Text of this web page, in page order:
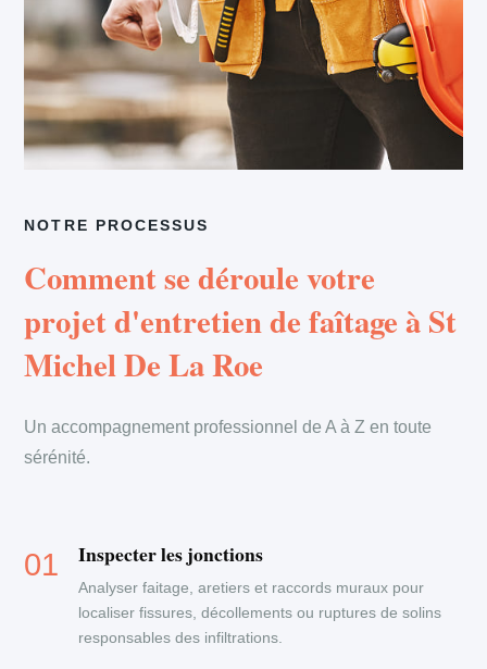
NOTRE PROCESSUS
Comment se déroule votre
projet d'entretien de faîtage à St
Michel De La Roe
Un accompagnement professionnel de A à Z en toute
sérénité.
Inspecter les jonctions
Analyser faitage, aretiers et raccords muraux pour
localiser fissures, décollements ou ruptures de solins
responsables des infiltrations.